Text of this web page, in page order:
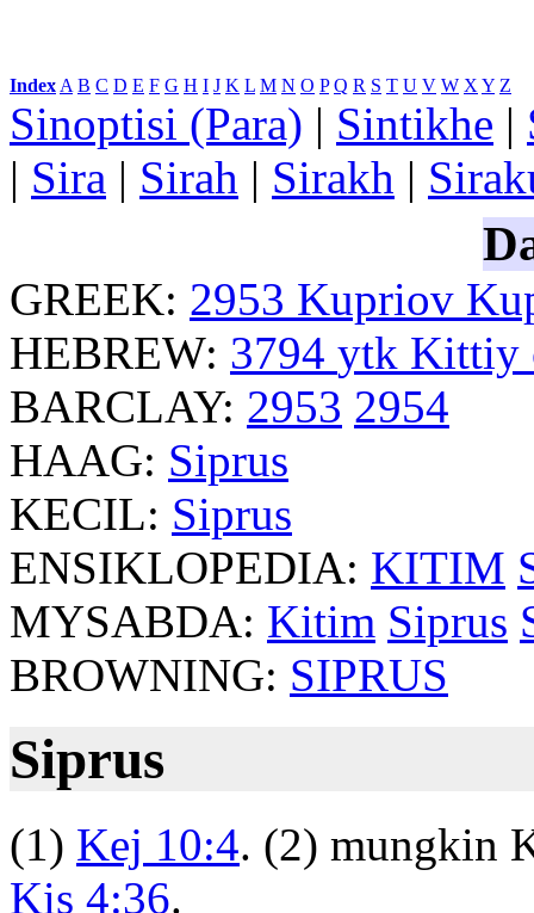
Index: A B C D E F G H I J K L M N O P Q R S T U V W X Y Z
Sinoptisi (Para) | Sintikhe |
| Sira | Sirah | Sirakh |
GREEK: 2953 Kupriov
HEBREW: 3794 ytk Kittiy
BARCLAY: 2953 2954
HAAG: Siprus
KECIL: Siprus
ENSIKLOPEDIA: KITIM
MYSABDA: Kitim Siprus
BROWNING: SIPRUS
Siprus
(1) Kej 10:4. (2) mungkin
Kis 4:36.